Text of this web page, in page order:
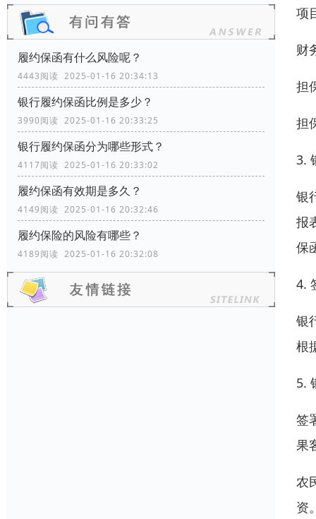
履约保函有什么风险呢？
4443阅读 2025-01-16 20:34:13
银行履约保函比例是多少？
3990阅读 2025-01-16 20:33:25
银行履约保函分为哪些形式？
4117阅读 2025-01-16 20:33:02
履约保函有效期是多久？
4149阅读 2025-01-16 20:32:46
履约保险的风险有哪些？
4189阅读 2025-01-16 20:32:08
项
财
担
担
3.
银
报
保
4.
银
根
5.
签
果
农
资